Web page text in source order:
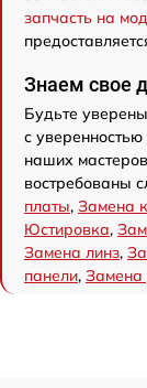
запчасть на
Знаем свое
Будьте
с
наших
востребованы
платы, Замена
Юстировка,
Замена линз,
панели, Замена